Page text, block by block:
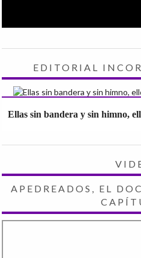
EDITORIAL
Ellas sin bandera y sin himno,
APEDREADOS, EL